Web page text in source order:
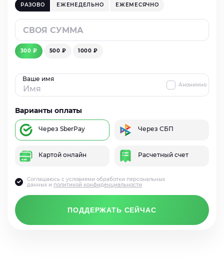
РАЗОВО ЕЖЕНЕДЕЛЬНО ЕЖЕМЕСЯЧНО
300 ₽ 500 ₽ 1000 ₽
Ваше имя
Анонимно
Варианты оплаты
Через SberPay Через СБП
Картой онлайн Расчетный счет
ПОДДЕРЖАТЬ СЕЙЧАС
Соглашаюсь с условиями обработки персональных
данных и политикой конфиденциальности